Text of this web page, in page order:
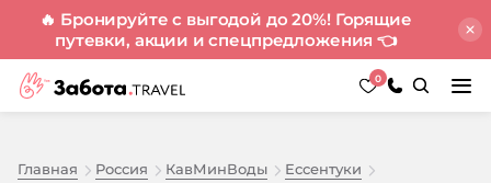
🔥 Бронируйте с выгодой до 20%! Горящие
путевки, акции и спецпредложения 👈
0
Главная Россия КавМинВоды
Ессентуки